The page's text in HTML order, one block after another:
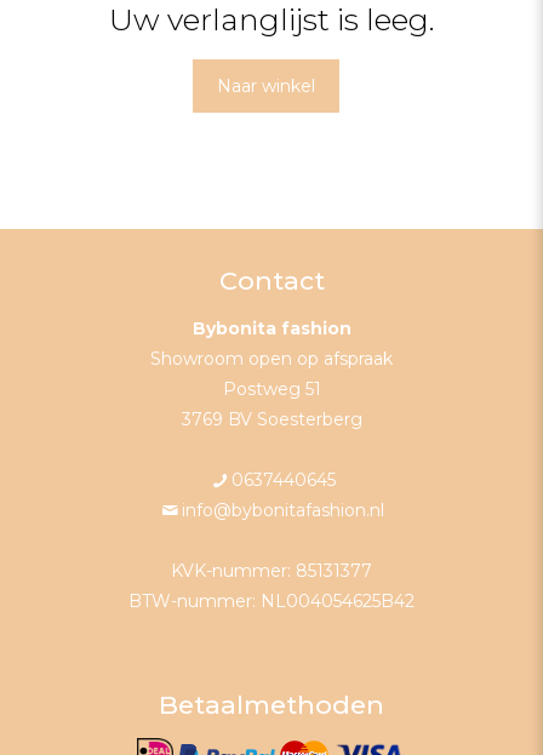
Uw verlanglijst is leeg.
Naar winkel
Contact
Bybonita fashion
Showroom open op afspraak
Postweg 51
3769 BV Soesterberg
0637440645
info@bybonitafashion.nl
KVK-nummer: 85131377
BTW-nummer: NL004054625B42
Betaalmethoden